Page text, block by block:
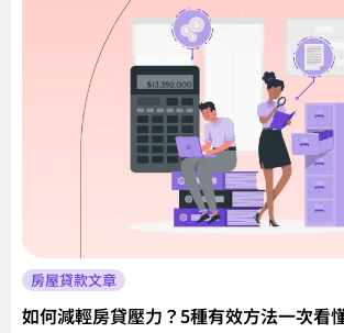
房屋貸款文章
如何減輕房貸壓力？5種有效方法一次看